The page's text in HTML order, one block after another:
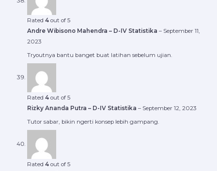
Rated 4out of 5
Andre Wibisono Mahendra – D-IV Statistika – September 11,
2023
Tryoutnya bantu banget buat latihan sebelum ujian.
Rated 4out of 5
Rizky Ananda Putra – D-IV Statistika – September 12, 2023
Tutor sabar, bikin ngerti konsep lebih gampang.
Rated 4out of 5